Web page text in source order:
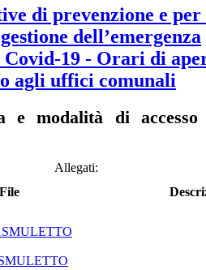
di prevenzione e
dell’emergenza
Covid-19 - Orari di
agli uffici comunali
e modalità di
Allegati:
File